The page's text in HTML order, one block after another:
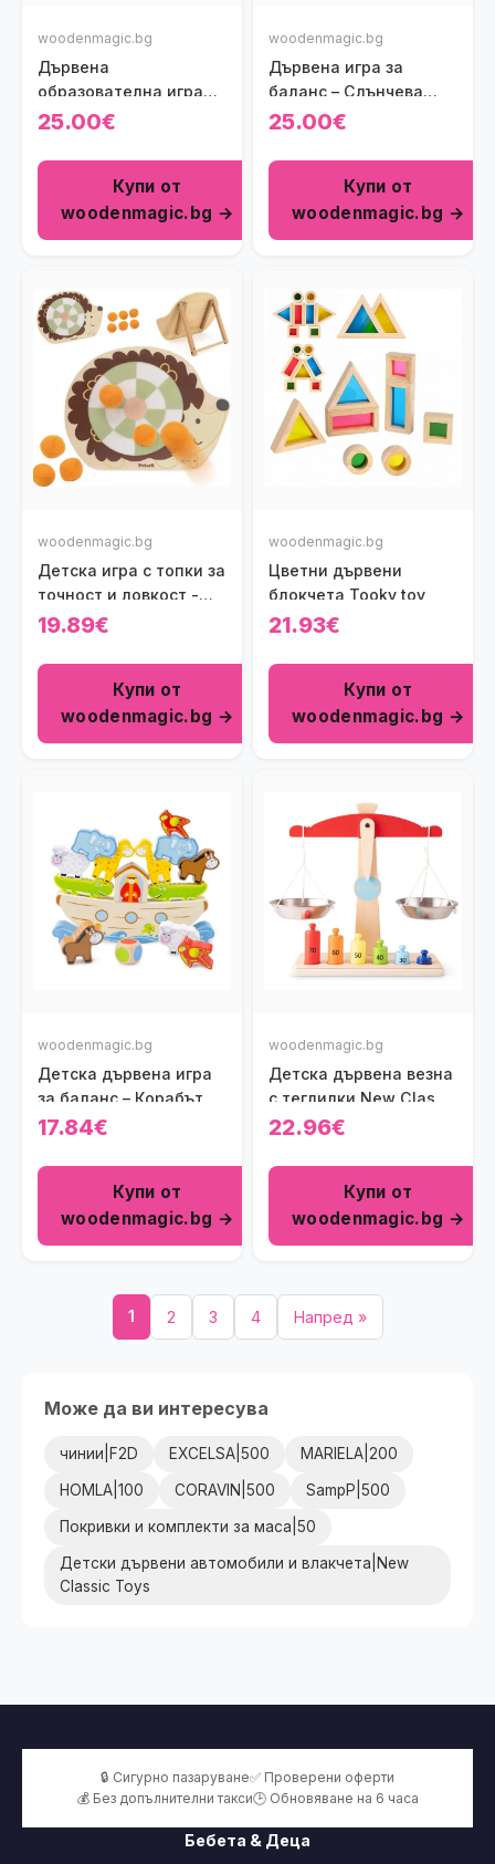
woodenmagic.bg
Дървена
образователна игра
със зъбни колела -
25.00€
Купи от
woodenmagic.bg →
woodenmagic.bg
Дървена игра за
баланс – Слънчева
система Viga toys
25.00€
Купи от
woodenmagic.bg →
woodenmagic.bg
Детска игра с топки за
точност и ловкост -
Таралеж
19.89€
Купи от
woodenmagic.bg →
woodenmagic.bg
Цветни дървени
блокчета Tooky toy
21.93€
Купи от
woodenmagic.bg →
woodenmagic.bg
Детска дървена игра
за баланс – Корабът
на Ной New Classic
17.84€
Купи от
woodenmagic.bg →
woodenmagic.bg
Детска дървена везна
с теглилки New Classic
Toys
22.96€
Купи от
woodenmagic.bg →
1 2 3 4 Напред »
Може да ви интересува
чинии|F2D EXCELSA|500 MARIELA|200
HOMLA|100 CORAVIN|500 SampP|500
Покривки и комплекти за маса|50
Детски дървени автомобили и влакчета|New
Classic Toys
🔒 Сигурно пазаруване✅ Проверени оферти
💰 Без допълнителни такси🕒 Обновяване на 6 часа
Бебета & Деца